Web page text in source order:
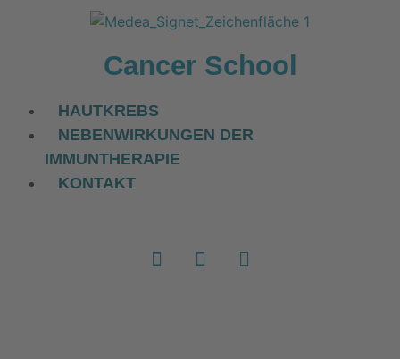
Cancer School
HAUTKREBS
NEBENWIRKUNGEN DER
IMMUNTHERAPIE
KONTAKT